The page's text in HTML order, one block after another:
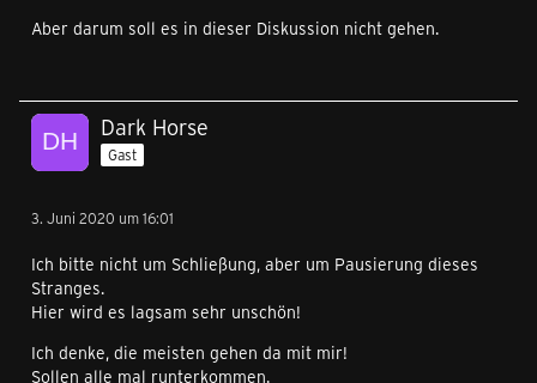
Aber darum soll es in dieser Diskussion nicht gehen.
Dark Horse
Gast
3. Juni 2020 um 16:01
Ich bitte nicht um Schließung, aber um Pausierung dieses
Stranges.
Hier wird es lagsam sehr unschön!
Ich denke, die meisten gehen da mit mir!
Sollen alle mal runterkommen.